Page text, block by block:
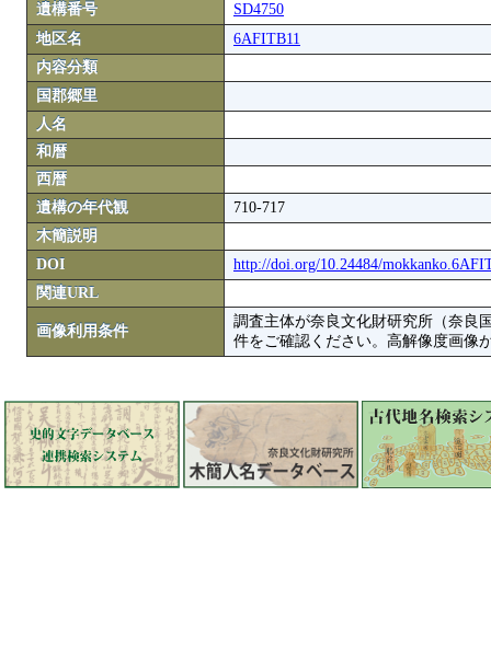
遺構番号
SD4750
地区名
6AFITB11
内容分類
国郡郷里
人名
和暦
西暦
遺構の年代観
710-717
木簡説明
DOI
http://doi.org/10.24484/
関連URL
画像利用条件
調査主体が奈良文化財研究所（奈良
件をご確認ください。高解像度画像